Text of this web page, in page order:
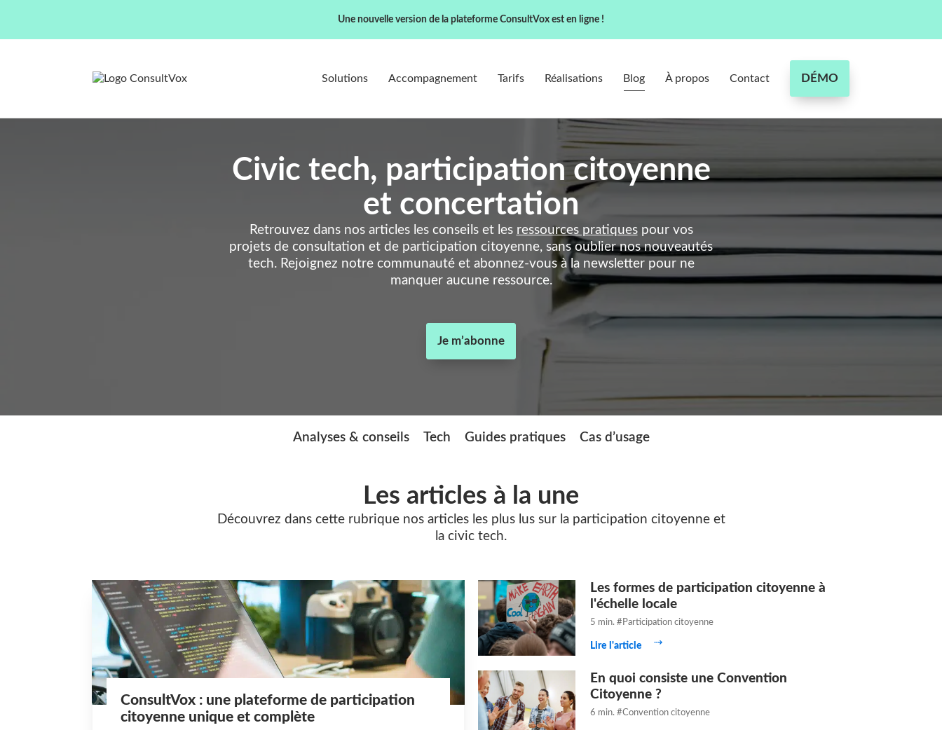
Une nouvelle version de la plateforme ConsultVox est en ligne !
Solutions Accompagnement Tarifs Réalisations Blog À propos Contact DÉMO
Civic tech, participation citoyenne
et concertation
Retrouvez dans nos articles les conseils et les ressources pratiquespour vos
projets de consultation et de participation citoyenne, sans oublier nos nouveautés
tech. Rejoignez notre communauté et abonnez-vous à la newsletter pour ne
manquer aucune ressource.
Je m’abonne
Analyses & conseils Tech Guides pratiques Cas d’usage
Les articles à la une
Découvrez dans cette rubrique nos articles les plus lus sur la participation citoyenne et
la civic tech.
ConsultVox : une plateforme de participation
citoyenne unique et complète
Les formes de participation citoyenne à
l'échelle locale
5 min. #Participation citoyenne
Lire l'article
En quoi consiste une Convention
Citoyenne ?
6 min. #Convention citoyenne